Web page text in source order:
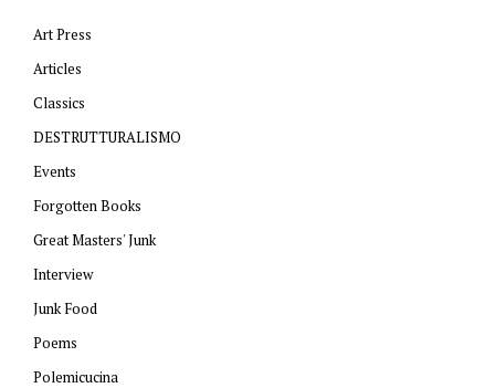
Art Press
Articles
Classics
DESTRUTTURALISMO
Events
Forgotten Books
Great Masters' Junk
Interview
Junk Food
Poems
Polemicucina